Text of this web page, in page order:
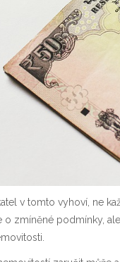
v tomto vyhoví, ne
o zmíněné podmínky,